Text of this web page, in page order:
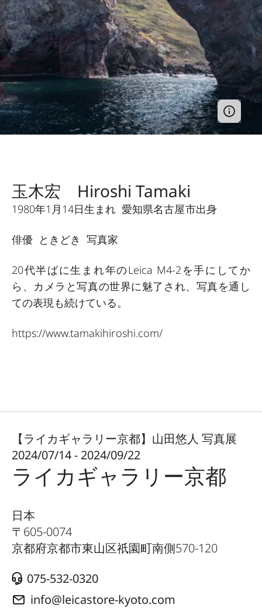
玉木宏 Hiroshi Tamaki
1980年1月14日生まれ 愛知県名古屋市出身
俳優 ときどき 写真家
20代半ばに生まれ年のLeica M4-2を手にしてか
ら、カメラと写真の世界に魅了され、写真を通し
ての表現も続けている。
https://www.tamakihiroshi.com/
【ライカギャラリー京都】山田悠人 写真展
2024/07/14 - 2024/09/22
ライカギャラリー京都
日本
〒 605-0074
京都府京都市東山区祇園町南側570-120
075-532-0320
info@leicastore-kyoto.com